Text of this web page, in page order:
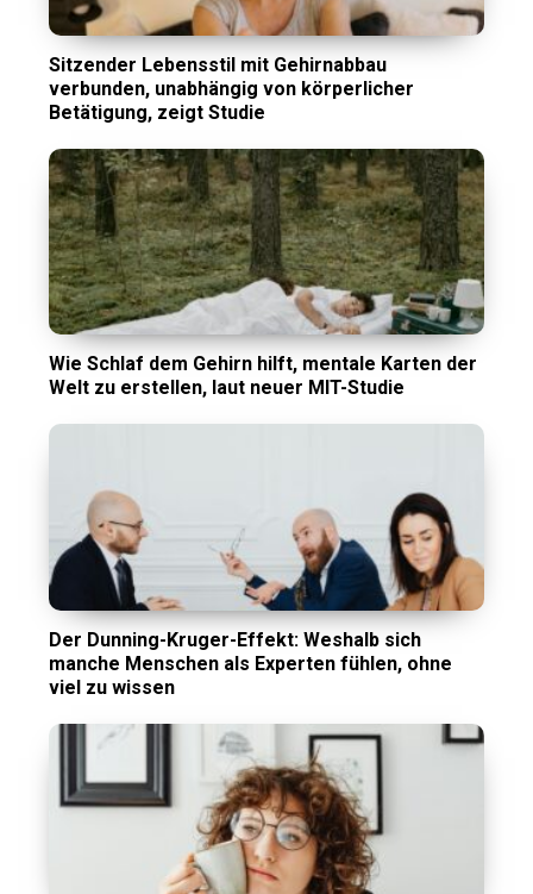
Sitzender Lebensstil mit Gehirnabbau
verbunden, unabhängig von körperlicher
Betätigung, zeigt Studie
Wie Schlaf dem Gehirn hilft, mentale Karten der
Welt zu erstellen, laut neuer MIT-Studie
Der Dunning-Kruger-Effekt: Weshalb sich
manche Menschen als Experten fühlen, ohne
viel zu wissen